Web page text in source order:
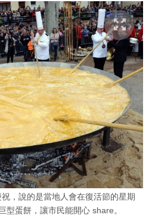
，說的是當地人會在復活節的星期
型蛋餅，讓市民能開心 share。